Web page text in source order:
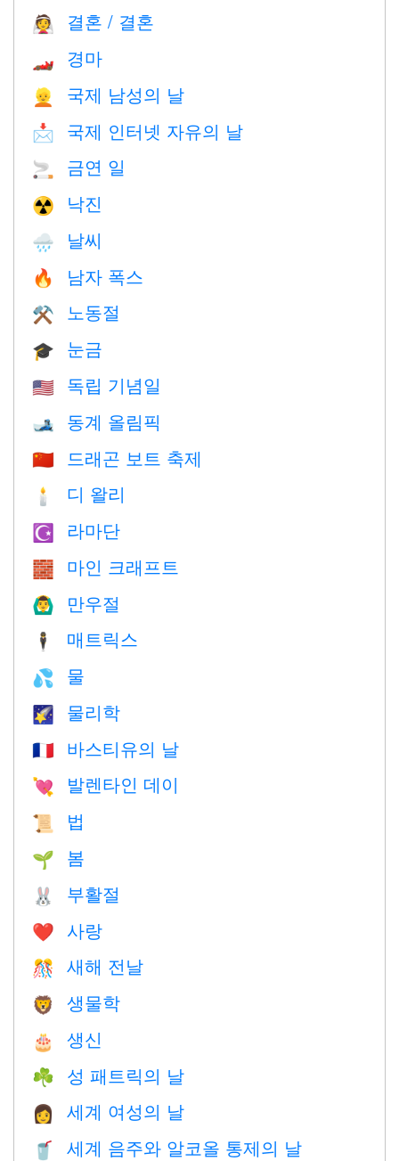
👰 결혼 / 결혼
🏎 경마
👱 국제 남성의 날
📩 국제 인터넷 자유의 날
🚬 금연 일
☢️ 낙진
🌧 날씨
🔥 남자 폭스
⚒️ 노동절
🎓 눈금
🇺🇸 독립 기념일
🎿 동계 올림픽
🇨🇳 드래곤 보트 축제
🕯 디 왈리
☪️ 라마단
🧱 마인 크래프트
🙆‍♂️ 만우절
🕴️ 매트릭스
💦 물
🌠 물리학
🇫🇷 바스티유의 날
💘 발렌타인 데이
📜 법
🌱 봄
🐰 부활절
❤️️ 사랑
🎊 새해 전날
🦁 생물학
🎂 생신
☘️ 성 패트릭의 날
👩 세계 여성의 날
🥤 세계 음주와 알코올 통제의 날